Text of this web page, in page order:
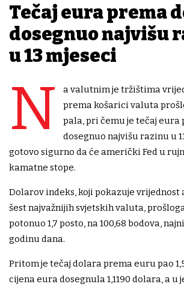
Tečaj eura prema
dosegnuo najvišu
u 13 mjeseci
N
a valutnim je tržištima
prema košarici valuta
pala, pri čemu je tečaj
dosegnuo najvišu razinu u
gotovo sigurno da će američki Fed u
kamatne stope.
Dolarov indeks, koji pokazuje
šest najvažnijih svjetskih valuta,
potonuo 1,7 posto, na 100,68 bodova,
godinu dana.
Pritom je tečaj dolara prema euru pao
cijena eura dosegnula 1,1190 dolara, a u